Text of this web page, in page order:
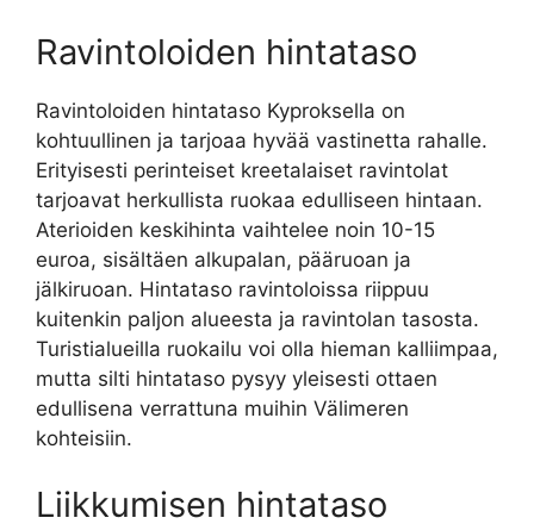
Ravintoloiden hintataso
Ravintoloiden hintataso Kyproksella on
kohtuullinen ja tarjoaa hyvää vastinetta rahalle.
Erityisesti perinteiset kreetalaiset ravintolat
tarjoavat herkullista ruokaa edulliseen hintaan.
Aterioiden keskihinta vaihtelee noin 10-15
euroa, sisältäen alkupalan, pääruoan ja
jälkiruoan. Hintataso ravintoloissa riippuu
kuitenkin paljon alueesta ja ravintolan tasosta.
Turistialueilla ruokailu voi olla hieman kalliimpaa,
mutta silti hintataso pysyy yleisesti ottaen
edullisena verrattuna muihin Välimeren
kohteisiin.
Liikkumisen hintataso